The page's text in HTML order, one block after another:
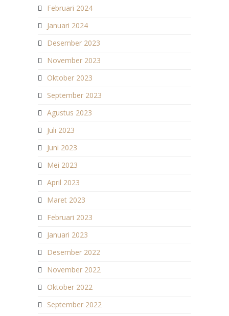
Februari 2024
Januari 2024
Desember 2023
November 2023
Oktober 2023
September 2023
Agustus 2023
Juli 2023
Juni 2023
Mei 2023
April 2023
Maret 2023
Februari 2023
Januari 2023
Desember 2022
November 2022
Oktober 2022
September 2022